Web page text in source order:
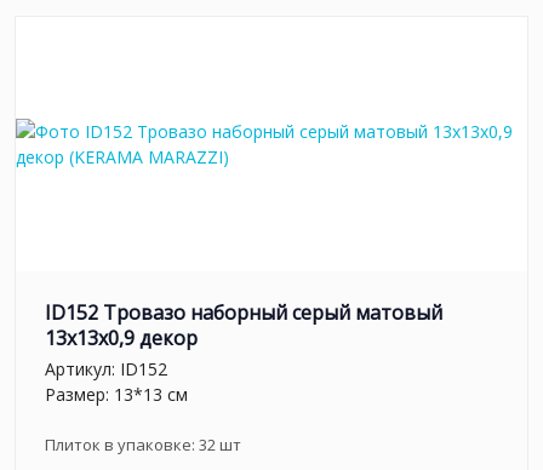
ID152 Тровазо наборный серый матовый
13x13x0,9 декор
Артикул: ID152
Размер: 13*13 см
Плиток в упаковке: 32шт